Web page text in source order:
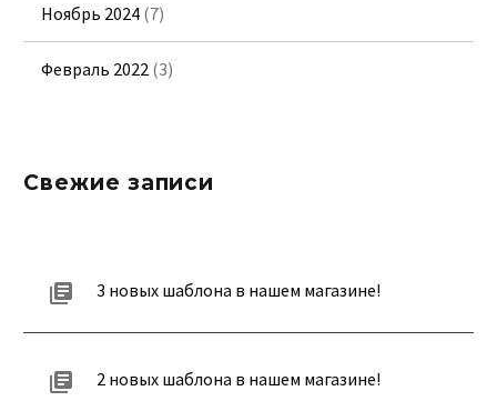
Ноябрь 2024 (7)
Февраль 2022 (3)
Свежие записи
3 новых шаблона в нашем магазине!
2 новых шаблона в нашем магазине!